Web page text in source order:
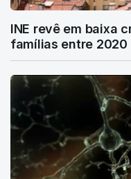
INE revê em baixa
famílias entre 2020